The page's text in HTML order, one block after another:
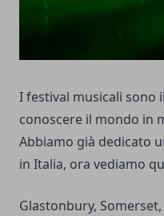
I festival musicali sono
conoscere il mondo in
Abbiamo già dedicato
in Italia, ora vediamo
Glastonbury, Somerset,